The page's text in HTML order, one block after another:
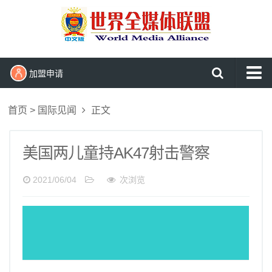
加盟申请
国内新闻
东盟新闻
首页 > 国际见闻 正文
美国两儿童持AK47射击警察
2021/06/04 次浏览